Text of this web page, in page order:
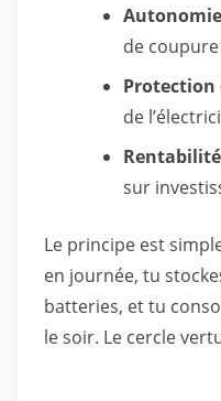
de
Protection
de
sur
Le principe est
en journée, tu
batteries, et tu
le soir. Le cercle